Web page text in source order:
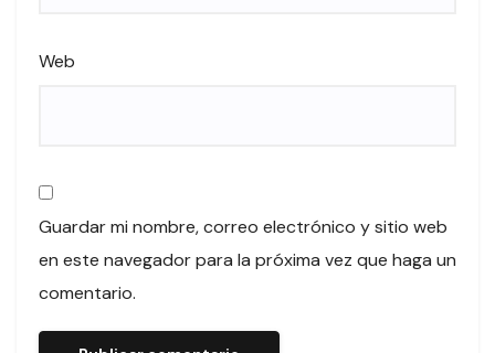
Web
Guardar mi nombre, correo electrónico y sitio web
en este navegador para la próxima vez que haga un
comentario.